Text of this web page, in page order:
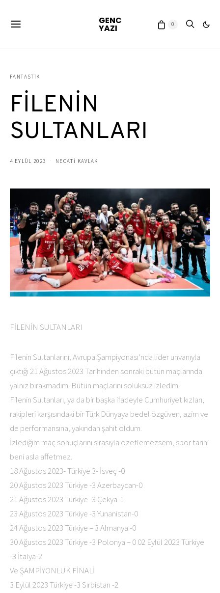
GENC
YAZI 0
FANTASTIK
FİLENİN
SULTANLARI
4 EYLÜL 2023 NECATİ KAVLAK
FİLENİN SULTANLARI
Filenin Sultanlarını, Avrupa Şampiyonası’nda lider unvanıyla
çıktığı 21 Ağustos 2023 Tarihinden sonraki bütün maçlarında
yalnız bırakmadım. Bütün maçlarını soluksuz izledim.
Filenin Sultanları, ya da bir başka ifadeyle Cumhuriyet kızları,
rakipleri karşısındaki bir Türk Dünyaya bedel özgüven, azim ve
de performansına, yakından şahit oldum.
İzlediğim maç sonuçlarını sırasıyla özetlemezsem, spor tarihi
beni asla affetmez.
18 Ağustos 2023- Türkiye 3- İsveç -0
20 Ağustos 2023 Türkiye -3 Azerbaycan-0
21 Ağustos 2023 Türkiye -3 Çekya-1
23 Ağustos 2023 Türkiye -3 Yunanistan-0
24 Ağustos 2023 Türkiye – 3 Almanya -0
30 Ağustos 2023 Türkiye -3 Polonya – 0 02 Eylül 2023 Türkiye
-3 İtalya-2
Ve ŞAMPİYONLUK FİNALİ
3 Eylül 2023 Türkiye -3 Sırbistan -2